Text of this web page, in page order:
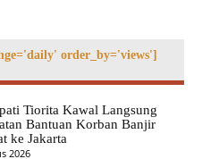
order_by='views']
Tiorita Kawal Langsung
Bantuan Korban Banjir
ke Jakarta
2026